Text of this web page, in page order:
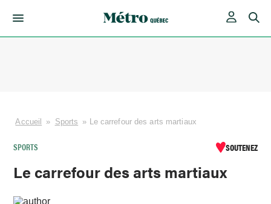
Accueil » Sports » Le carrefour des arts martiaux
SPORTS SOUTENEZ
Le carrefour des arts martiaux